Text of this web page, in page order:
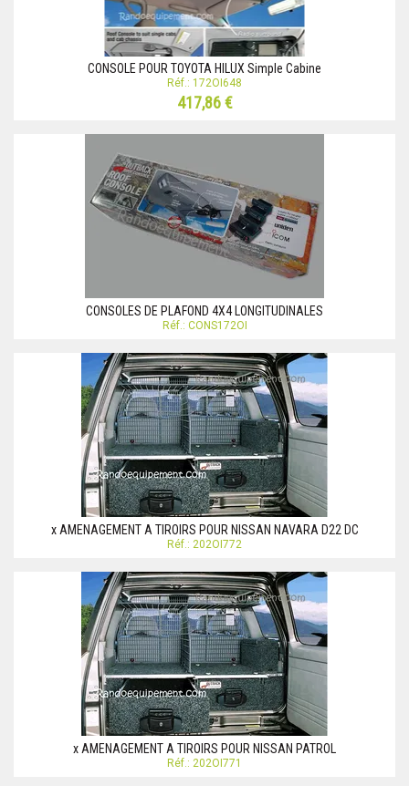
CONSOLE POUR TOYOTA HILUX Simple Cabine
Réf.: 172OI648
417,86 €
CONSOLES DE PLAFOND 4X4 LONGITUDINALES
Réf.: CONS172OI
x AMENAGEMENT A TIROIRS POUR NISSAN NAVARA D22 DC
Réf.: 202OI772
x AMENAGEMENT A TIROIRS POUR NISSAN PATROL
Réf.: 202OI771